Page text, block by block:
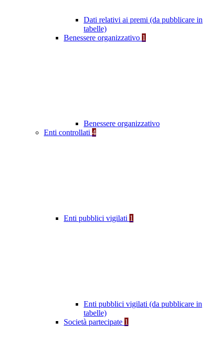
Dati relativi ai premi (da pubblicare in
tabelle)
Benessere organizzativo 1
Benessere organizzativo
Enti controllati 4
Enti pubblici vigilati 1
Enti pubblici vigilati (da pubblicare in
tabelle)
Società partecipate 1